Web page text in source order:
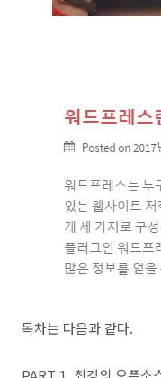
목차는 다음과 같다.